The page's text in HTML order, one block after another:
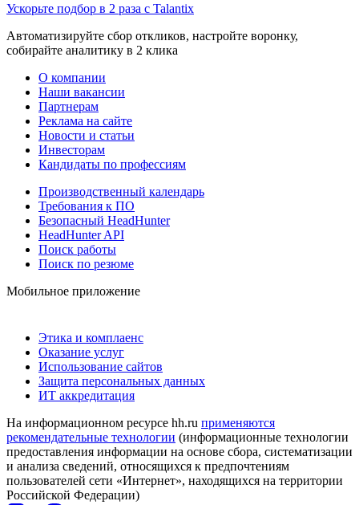
Ускорьте подбор в 2 раза с Talantix
Автоматизируйте сбор откликов, настройте воронку,
собирайте аналитику в 2 клика
О компании
Наши вакансии
Партнерам
Реклама на сайте
Новости и статьи
Инвесторам
Кандидаты по профессиям
Производственный календарь
Требования к ПО
Безопасный HeadHunter
HeadHunter API
Поиск работы
Поиск по резюме
Мобильное приложение
Этика и комплаенс
Оказание услуг
Использование сайтов
Защита персональных данных
ИТ аккредитация
На информационном ресурсе hh.ru применяются
рекомендательные технологии (информационные технологии
предоставления информации на основе сбора, систематизации
и анализа сведений, относящихся к предпочтениям
пользователей сети «Интернет», находящихся на территории
Российской Федерации)